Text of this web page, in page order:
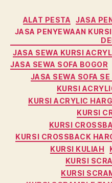
ALAT PESTA
JASA
JASA PENYEWAAN
JASA SEWA KURSI
JASA SEWA SOFA BOGOR
JASA SEWA SOFA
KURSI
KURSI ACRYLIC
KURSI
KURSI
KURSI CROSSBACK
KURSI KULIAH
KURSI
KURSI